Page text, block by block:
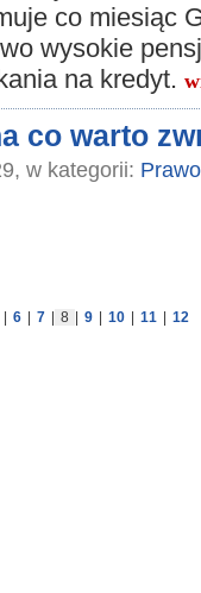
co miesiąc
wysokie
na kredyt.
co warto
w kategorii: Prawo
6 7 8 9 10 11 12